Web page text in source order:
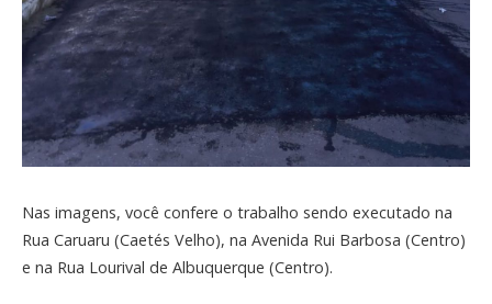
Nas imagens, você confere o trabalho sendo executado na
Rua Caruaru (Caetés Velho), na Avenida Rui Barbosa (Centro)
e na Rua Lourival de Albuquerque (Centro).